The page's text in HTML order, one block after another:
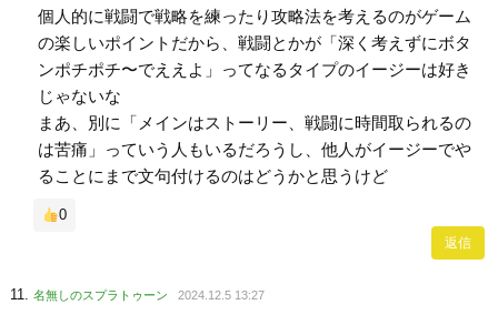
個人的に戦闘で戦略を練ったり攻略法を考えるのがゲーム
の楽しいポイントだから、戦闘とかが「深く考えずにボタ
ンポチポチ〜でええよ」ってなるタイプのイージーは好き
じゃないな
まあ、別に「メインはストーリー、戦闘に時間取られるの
は苦痛」っていう人もいるだろうし、他人がイージーでや
ることにまで文句付けるのはどうかと思うけど
0
返信
名無しのスプラトゥーン 2024.12.5 13:27